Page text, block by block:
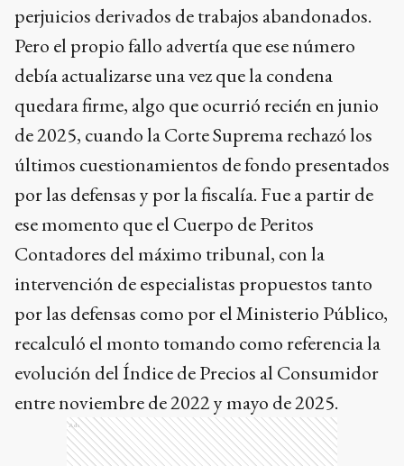
perjuicios derivados de trabajos abandonados.
Pero el propio fallo advertía que ese número
debía actualizarse una vez que la condena
quedara firme, algo que ocurrió recién en junio
de 2025, cuando la Corte Suprema rechazó los
últimos cuestionamientos de fondo presentados
por las defensas y por la fiscalía. Fue a partir de
ese momento que el Cuerpo de Peritos
Contadores del máximo tribunal, con la
intervención de especialistas propuestos tanto
por las defensas como por el Ministerio Público,
recalculó el monto tomando como referencia la
evolución del Índice de Precios al Consumidor
entre noviembre de 2022 y mayo de 2025.
Ads